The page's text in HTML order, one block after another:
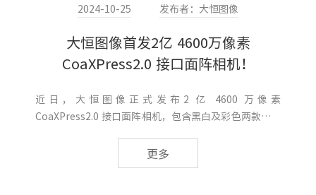
2024-10-25 发布者：大恒图像
大恒图像首发2亿 4600万像素
CoaXPress2.0 接口面阵相机！
近日，大恒图像正式发布2 亿 4600 万像素
CoaXPress2.0 接口面阵相机，包含黑白及彩色两款，型
新产品IMX811芯片，作为一款Rolling曝光Sensor，该
芯片具有超大分辨率，采用BSI技术，AD精度可以达到
更多